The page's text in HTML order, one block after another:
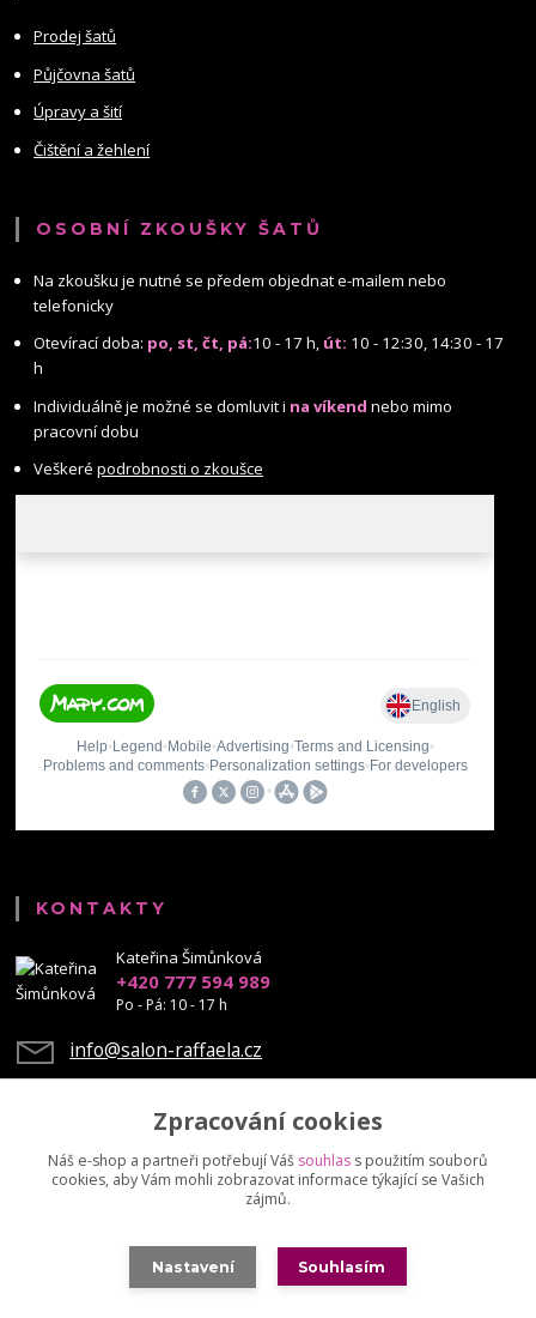
Prodej šatů
Půjčovna šatů
Úpravy a šití
Čištění a žehlení
OSOBNÍ ZKOUŠKY ŠATŮ
Na zkoušku je nutné se předem objednat e-mailem nebo
telefonicky
Otevírací doba: po, st, čt, pá:10 - 17 h, út: 10 - 12:30, 14:30 - 17
h
Individuálně je možné se domluvit i na víkend nebo mimo
pracovní dobu
Veškerépodrobnosti o zkoušce
KONTAKTY
Kateřina Šimůnková
+420 777 594 989
Po - Pá: 10 - 17 h
info@salon-raffaela.cz
Upravit sběr cookies.
© Mgr. Kateřina Šimůnková, 2023 - další šíření našich fotek je chráněno
autorskými právy
Zpracování cookies
Náš e-shop a partneři potřebují Váš souhlas s použitím souborů
cookies, aby Vám mohli zobrazovat informace týkající se Vašich
zájmů.
Nastavení Souhlasím